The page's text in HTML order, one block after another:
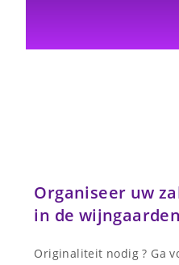
Organiseer uw
in de
Originaliteit nodig ? Ga